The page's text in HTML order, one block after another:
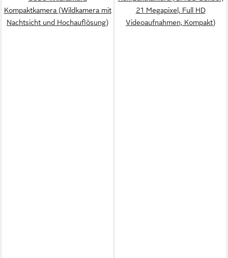
Kompaktkamera (Wildkamera mit
Nachtsicht und Hochauflösung)
21 Megapixel, Full HD
Videoaufnahmen, Kompakt)